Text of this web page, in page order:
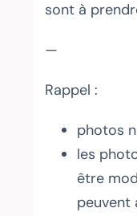
sont à
—
Rappel :
photos
les
être
peuvent